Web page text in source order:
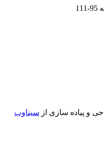
95-111
و پیاده سازی از سیناوب